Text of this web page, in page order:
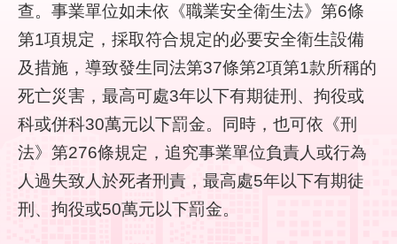
音
專
區
政
資
訊
公
開
查。事業單位如未依《職業安全衛生法》第6條
第1項規定，採取符合規定的必要安全衛生設備
及措施，導致發生同法第37條第2項第1款所稱的
死亡災害，最高可處3年以下有期徒刑、拘役或
科或併科30萬元以下罰金。同時，也可依《刑
法》第276條規定，追究事業單位負責人或行為
人過失致人於死者刑責，最高處5年以下有期徒
刑、拘役或50萬元以下罰金。